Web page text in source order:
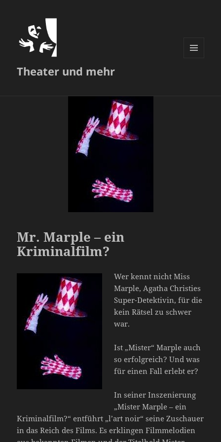
Theater und mehr
Mr. Marple – ein
Kriminalfilm?
Wer kennt nicht Miss
Marple, Agatha Christies
Super-Detektivin, für die
kein Rätsel zu schwer
war.
Ist „Mister“ Marple auch
so erfolgreich? Und was
für einen Fall erlebt er?
In seiner Inszenierung
„Mister Marple – ein
Kriminalfilm?“ entführt „l’art noir“ seine Zuschauer
in das Reich des Films. Es erklingen Filmmelodien